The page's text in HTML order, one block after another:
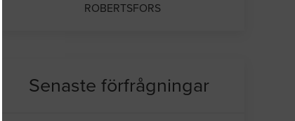
ROBERTSFORS
Senaste förfrågningar